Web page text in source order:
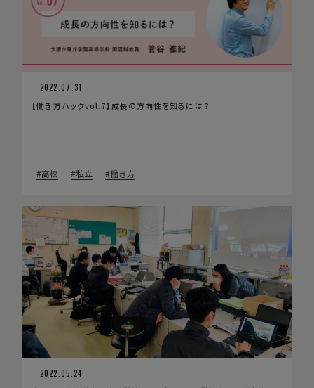
2022.07.31
【働き方ハックvol.7】成長の方向性を知るには？
高校 私立 働き方
2022.05.24